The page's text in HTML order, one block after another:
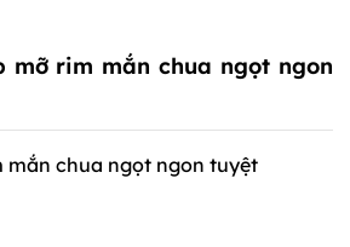
mỡ rim mắn chua ngọt ngon
mắn chua ngọt ngon tuyệt